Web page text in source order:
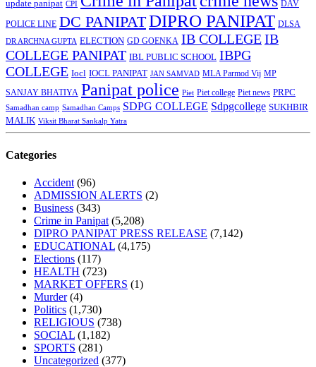
update panipat CPI DAV
POLICE LINE DC PANIPATDIPRO PANIPAT DLSA
DR ARCHNA GUPTA ELECTION GD GOENKA IB COLLEGEIB
COLLEGE PANIPAT IBL PUBLIC SCHOOL IBPG
COLLEGE Iocl IOCL PANIPAT JAN SAMVAD MLA Parmod Vij MP
SANJAY BHATIYA Panipat police Piet Piet college Piet news PRPC
Samadhan camp Samadhan Camps SDPG COLLEGE Sdpgcollege SUKHBIR
MALIK Viksit Bharat Sankalp Yatra
Categories
Accident (96)
ADMISSION ALERTS (2)
Business (343)
Crime in Panipat (5,208)
DIPRO PANIPAT PRESS RELEASE (7,142)
EDUCATIONAL (4,175)
Elections (117)
HEALTH (723)
MARKET OFFERS (1)
Murder(4)
Politics (1,730)
RELIGIOUS (738)
SOCIAL (1,182)
SPORTS (281)
Uncategorized (377)